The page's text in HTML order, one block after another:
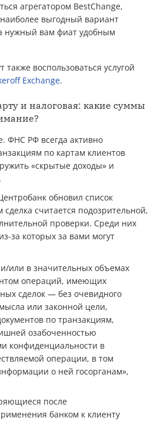
агрегатором BestChange,
выгодный вариант
нужный вам фиат удобным
воспользоваться услугой
Exchange.
и налоговая: какие суммы
ФНС РФ всегда активно
по картам клиентов
«скрытые доходы» и
обновил список
считается подозрительной,
проверки. Среди них
за которых за вами могут
или в значительных объемах
операций, имеющих
сделок — без очевидного
или законной цели,
по транзакциям,
озабоченностью
конфиденциальности в
операции, в том
о ней госорганам»,
после
банком к клиенту